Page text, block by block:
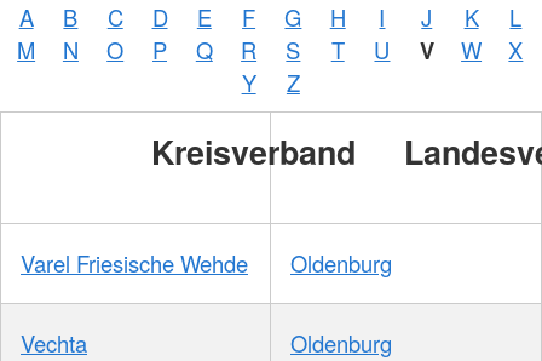
A B C D E F G H I J K
L
M
N O P Q R S T U V W
X
Y
Z
Kreisverband
Varel Friesische Wehde Oldenburg
Vechta Oldenburg